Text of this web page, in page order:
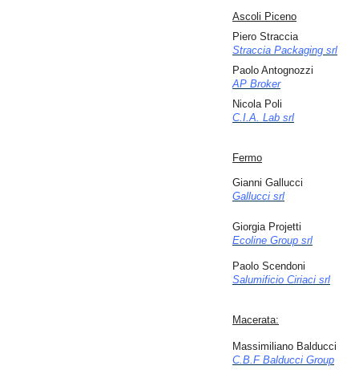
Ascoli Piceno
Piero Straccia
Straccia Packaging srl
Paolo Antognozzi
AP Broker
Nicola Poli
C.I.A. Lab srl
Fermo
Gianni Gallucci
Gallucci srl
Giorgia Projetti
Ecoline Group srl
Paolo Scendoni
Salumificio Ciriaci srl
Macerata:
Massimiliano Balducci
C.B.F Balducci Group